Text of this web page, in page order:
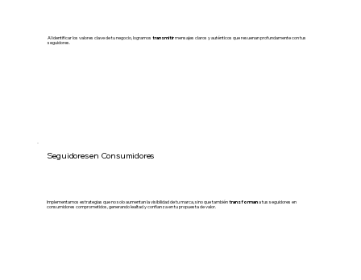
Al identificar los valores clave de tu negocio, logramos transmitirmensajes claros y auténticos que resuenan profundamente con tus
seguidores.
Implementamos estrategias que no solo aumentan la visibilidad de tu marca, sino que tambiéntransformana tus seguidores en
consumidores comprometidos, generando lealtad y confianza en tu propuesta de valor.
Seguidores en Consumidores